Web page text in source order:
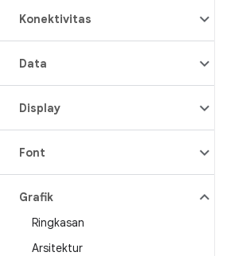
Konektivitas
Data
Display
Font
Grafik
Ringkasan
Arsitektur